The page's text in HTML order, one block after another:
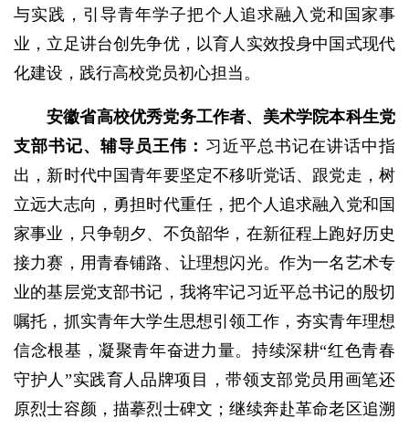
与实践，引导青年学子把个人追求融入党和国家事
业，立足讲台创先争优，以育人实效投身中国式现代
化建设，践行高校党员初心担当。
安徽省高校优秀党务工作者、 美术学院本科生党
支部书记、辅导员王伟 ： 习近平总书记在讲话中指
出，新时代中国青年要坚定不移听党话、跟党走，树
立远大志向，勇担时代重任，把个人追求融入党和国
家事业，只争朝夕、不负韶华，在新征程上跑好历史
接力赛，用青春铺路、让理想闪光。作为一名艺术专
业的基层党支部书记，我将牢记习近平总书记的殷切
嘱托，抓实青年大学生思想引领工作，夯实青年理想
信念根基，凝聚青年奋进力量。持续深耕“红色青春
守护人”实践育人品牌项目，带领支部党员用画笔还
原烈士容颜，描摹烈士碑文；继续奔赴革命老区追溯